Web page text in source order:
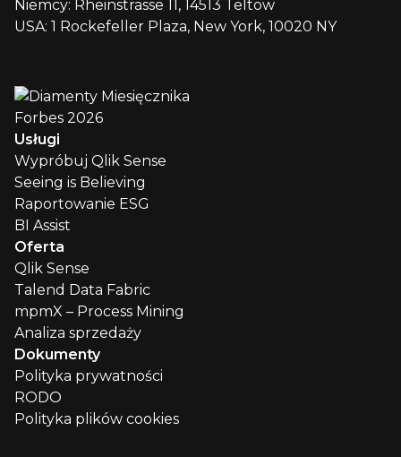
Niemcy: Rheinstrasse 11, 14513 Teltow
USA: 1 Rockefeller Plaza, New York, 10020 NY
Usługi
Wypróbuj Qlik Sense
Seeing is Believing
Raportowanie ESG
BI Assist
Oferta
Qlik Sense
Talend Data Fabric
mpmX – Process Mining
Analiza sprzedaży
Dokumenty
Polityka prywatności
RODO
Polityka plików cookies